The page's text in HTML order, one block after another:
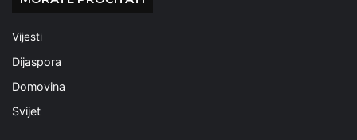
Vijesti
Dijaspora
Domovina
Svijet